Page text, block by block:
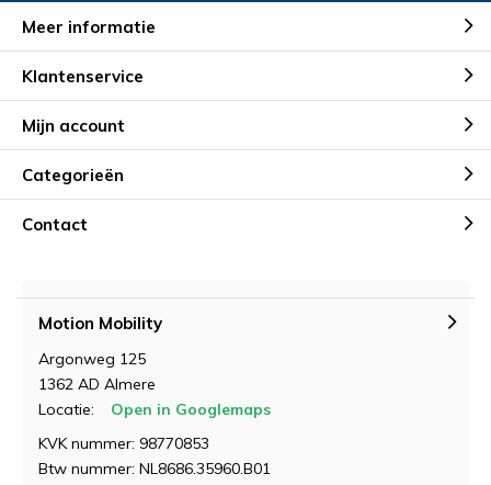
Meer informatie
Klantenservice
Mijn account
Categorieën
Contact
Motion Mobility
Argonweg 125
1362 AD Almere
Locatie:
Open in Googlemaps
KVK nummer: 98770853
Btw nummer: NL8686.35960.B01